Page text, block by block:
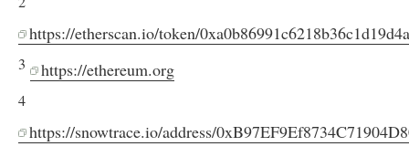
https://etherscan.io/token/
3 https://ethereum.org
4
https://snowtrace.io/address/